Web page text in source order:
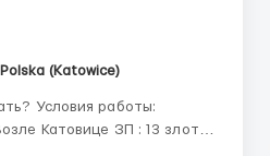
Polska (Katowice)